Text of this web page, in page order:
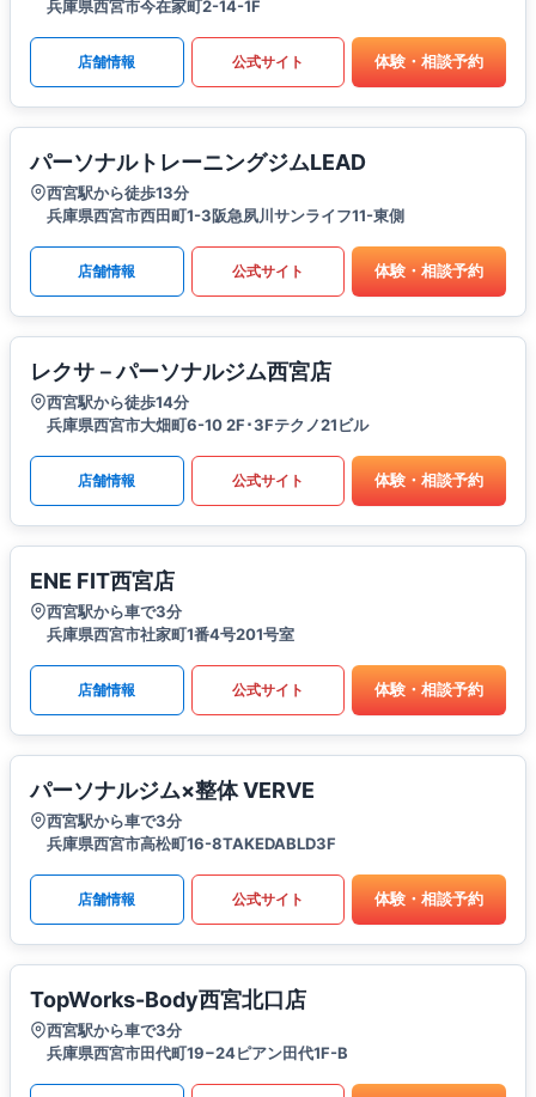
兵庫県西宮市今在家町2-14-1F
店舗情報 公式サイト 体験・相談予約
パーソナルトレーニングジムLEAD
西宮駅から徒歩13分
兵庫県西宮市西田町1-3阪急夙川サンライフ11-東側
店舗情報 公式サイト 体験・相談予約
レクサ－パーソナルジム西宮店
西宮駅から徒歩14分
兵庫県西宮市大畑町6-10 2F･3Fテクノ21ビル
店舗情報 公式サイト 体験・相談予約
ENE FIT西宮店
西宮駅から車で3分
兵庫県西宮市社家町1番4号201号室
店舗情報 公式サイト 体験・相談予約
パーソナルジム×整体 VERVE
西宮駅から車で3分
兵庫県西宮市高松町16-8TAKEDABLD3F
店舗情報 公式サイト 体験・相談予約
TopWorks-Body西宮北口店
西宮駅から車で3分
兵庫県西宮市田代町19−24ピアン田代1F-B